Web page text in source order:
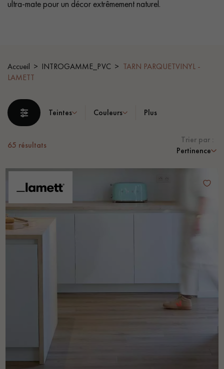
Nos experts sont à votre disposition pour vous guider pas à
Un expert Décoplus Parquets vous appelle
ultra-mate pour un décor extrêmement naturel.
Accueil INTROGAMME_PVC
TARN PARQUETVINYL -
LAMETT
Teintes Couleurs Plus
65 résultats
Trier par :
Pertinence